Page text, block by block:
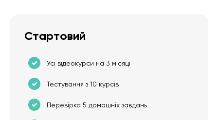
Стартовий
Усі відеокурси на 3 місяці
Тестування з 10 курсів
Перевірка 5 домашніх завдань